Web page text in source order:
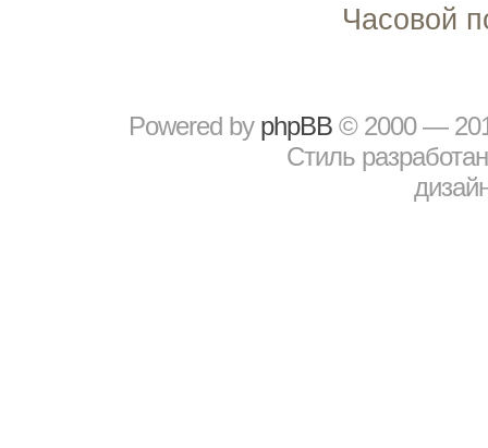
Часовой
Powered by рhрBВ © 2000 —
Стиль